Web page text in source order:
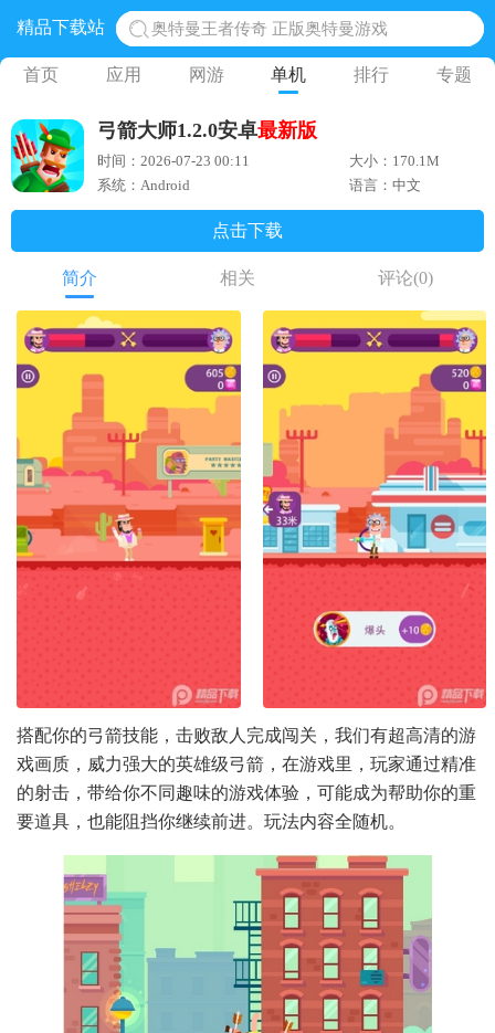
精品下载站
奥特曼王者传奇 正版奥特曼游戏
地铁跑酷体验服国际服 地铁跑酷体验服版本
网易光遇手游正版 点亮星空共庆周年
黎明觉醒生机腾讯正版 黎明觉醒生机国际服
蛋仔派对下载 蛋仔派对体验服
首页 应用 网游 单机 排行 专题
弓箭大师1.2.0安卓最新版
时间：2026-07-23 00:11
大小：170.1M
系统：Android
语言：中文
点击下载
简介 相关 评论(0)
搭配你的弓箭技能，击败敌人完成闯关，我们有超高清的游
戏画质，威力强大的英雄级弓箭，在游戏里，玩家通过精准
的射击，带给你不同趣味的游戏体验，可能成为帮助你的重
要道具，也能阻挡你继续前进。玩法内容全随机。